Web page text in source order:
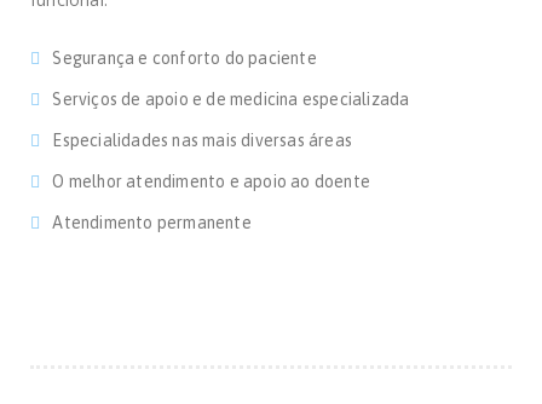
Segurança e conforto do paciente
Serviços de apoio e de medicina especializada
Especialidades nas mais diversas áreas
O melhor atendimento e apoio ao doente
Atendimento permanente